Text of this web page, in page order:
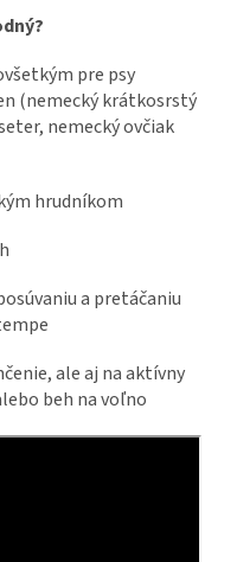
pre psy
(nemecký krátkosrstý
nemecký ovčiak
hrudníkom
a pretáčaniu
ale aj na aktívny
beh na voľno